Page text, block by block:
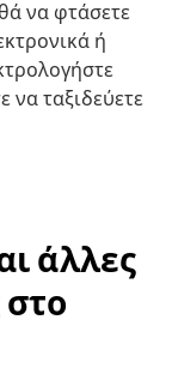
να φτάσετε
ή
να ταξιδεύετε
άλλες
στο